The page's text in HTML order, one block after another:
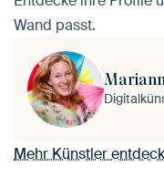
Wand passt.
Mehr Künstler